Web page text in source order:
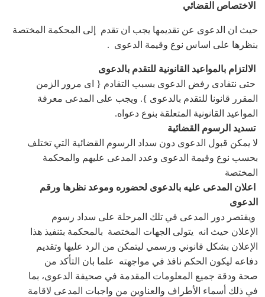
الاختصاص القضائي
حيث ان الدعوى عن تقديمها يجب ان تقدم إلى المحكمة المختصة
بنظرها على اساس نوع وقيمة الدعوى .
الالتزام بالمواعيد القانونية للتقدم بالدعوى
حتى نتفادى رفض الدعوى بسبب التقادم { اى مرور الزمن
المقرر قانونا للتقدم بالدعوى }. ويجب على المدعى معرفة
المواعيد القانونية المتعلقة بنوع دعواه.
تسديد الرسوم القضائية
لا يمكن قبول الدعوى دون سداد الرسوم القضائية التي تختلف
بحسب نوع وقيمة الدعوى وعدد المدعى عليهم والمحكمة
المختصة
اعلان المدعى عليه بالدعوى لحضوره وموعد نظرها ورقم
الدعوى
ويقتصر دور المدعى في تلك المرحلة على سداد رسوم
الإعلان حيث انه يتولى الجهات المختصة بالمحكمة بتنفيذ هذا
الإعلان بشكل قانوني ورسمي ليتمكن من الرد عليها وتقديم
دفاعه ليكون الحكم نافذ في مواجهته علما بان التأكد من
صحة ودقة جميع المعلومات المقدمة في صحيفة الدعوى، بما
في ذلك أسماء الأطراف والعناوين من واجبات المدعى لاقامة